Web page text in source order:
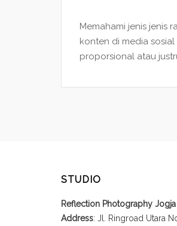
Memahami jenis jenis
konten di media
proporsional atau
STUDIO
Reflection Photography Jogja
Address: Jl. Ringroad Utara